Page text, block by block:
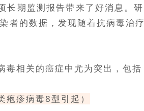
长期监测报告带来了好消息。
者的数据，发现随着抗病毒治
毒相关的癌症中尤为突出，包括
疱疹病毒8型引起）